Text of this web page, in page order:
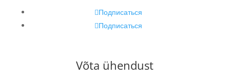
Подписаться
Подписаться
Võta ühendust